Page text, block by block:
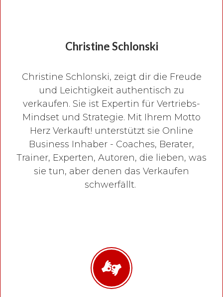
Christine Schlonski
Christine Schlonski, zeigt dir die Freude
und Leichtigkeit authentisch zu
verkaufen. Sie ist Expertin für Vertriebs-
Mindset und Strategie. Mit Ihrem Motto
Herz Verkauft! unterstützt sie Online
Business Inhaber - Coaches, Berater,
Trainer, Experten, Autoren, die lieben, was
sie tun, aber denen das Verkaufen
schwerfällt.